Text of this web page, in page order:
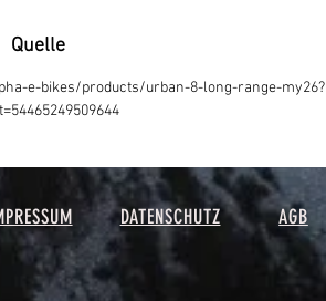
Quelle
e-bikes/products/urban-8-long-range-my26?
DATENSCHUTZ AGB